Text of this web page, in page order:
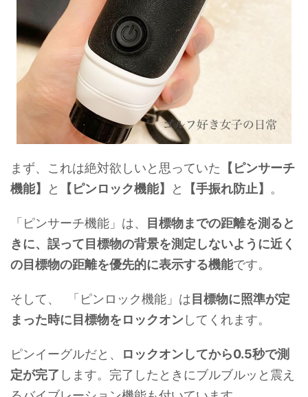
まず、これは絶対欲しいと思っていた 【ピンサーチ
機能】
と 【ピンロック機能】 と 【手振れ防止】 。
「ピンサーチ機能」は、
目標物までの距離を測ると
きに、誤って目標物の背景を測定しないように近く
の目標物の距離を優先的に表示する機能です。
そして、 「ピンロック機能」は 目標物に照準が定
まった時に目標物をロックオン してくれます。
ピンイーグルだと、
ロックオンしてから0.5秒で測
定が完了 します。完了したときにブルブルッと震え